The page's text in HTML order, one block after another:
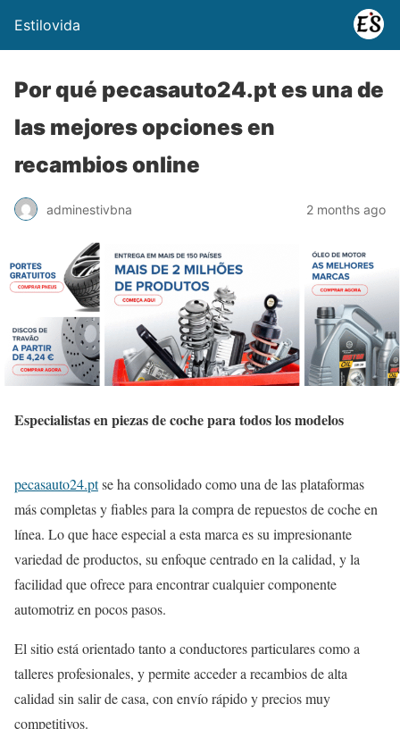
Estilovida
Por qué pecasauto24.pt es una de
las mejores opciones en
recambios online
adminestivbna 2 months ago
Especialistas en piezas de coche para todos los modelos
pecasauto24.ptse ha consolidado como una de las plataformas
más completas y fiables para la compra de repuestos de coche en
línea. Lo que hace especial a esta marca es su impresionante
variedad de productos, su enfoque centrado en la calidad, y la
facilidad que ofrece para encontrar cualquier componente
automotriz en pocos pasos.
El sitio está orientado tanto a conductores particulares como a
talleres profesionales, y permite acceder a recambios de alta
calidad sin salir de casa, con envío rápido y precios muy
competitivos.